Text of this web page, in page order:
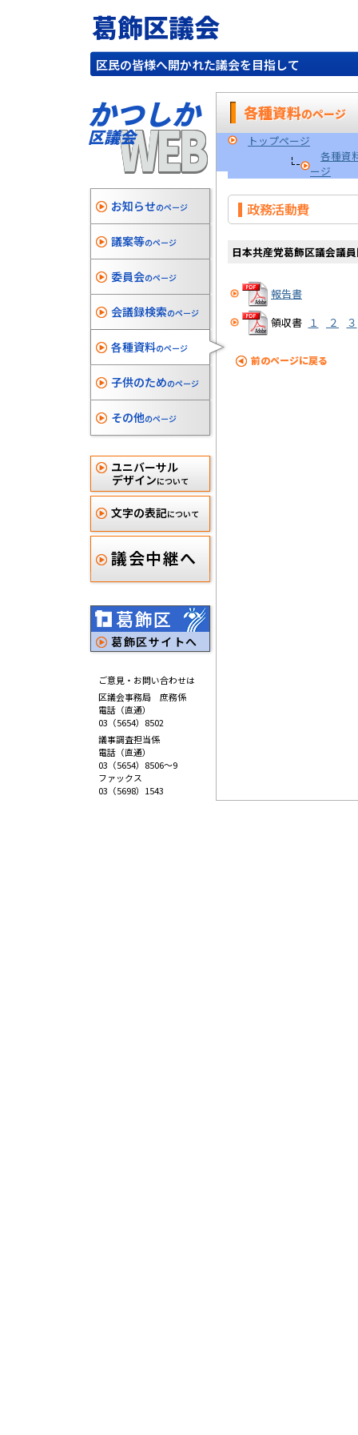
葛飾区議会
区民の皆様へ開かれた議会を目指して
かつしか
区議会WEB
お知らせのページ
議案等のページ
委員会のページ
会議録検索のページ
各種資料のページ
子供のためのページ
その他のページ
ユニバーサル
デザインについて
文字の表記について
議会中継へ
葛飾区
葛飾区サイトへ
ご意見・お問い合わせは
区議会事務局 庶務係
電話（直通）
03（5654）8502
議事調査担当係
電話（直通）
03（5654）8506～9
ファックス
03（5698）1543
各種資料のページ
トップページ
各種資
ージ
政務活動費
日本共産党葛飾区議会議
報告書
領収書 １ ２ ３
前のページに戻る